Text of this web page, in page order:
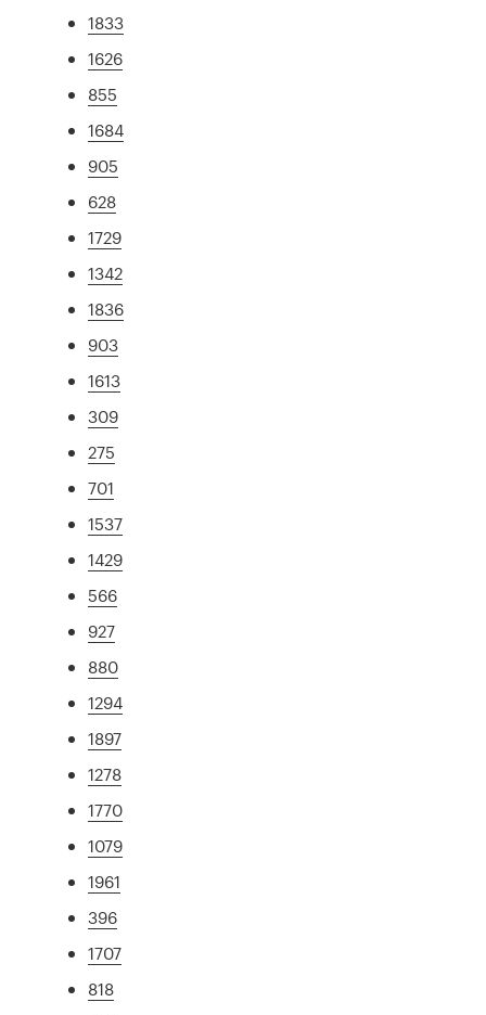
1833
1626
855
1684
905
628
1729
1342
1836
903
1613
309
275
701
1537
1429
566
927
880
1294
1897
1278
1770
1079
1961
396
1707
818